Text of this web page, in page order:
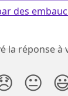
des
la réponse à
😐